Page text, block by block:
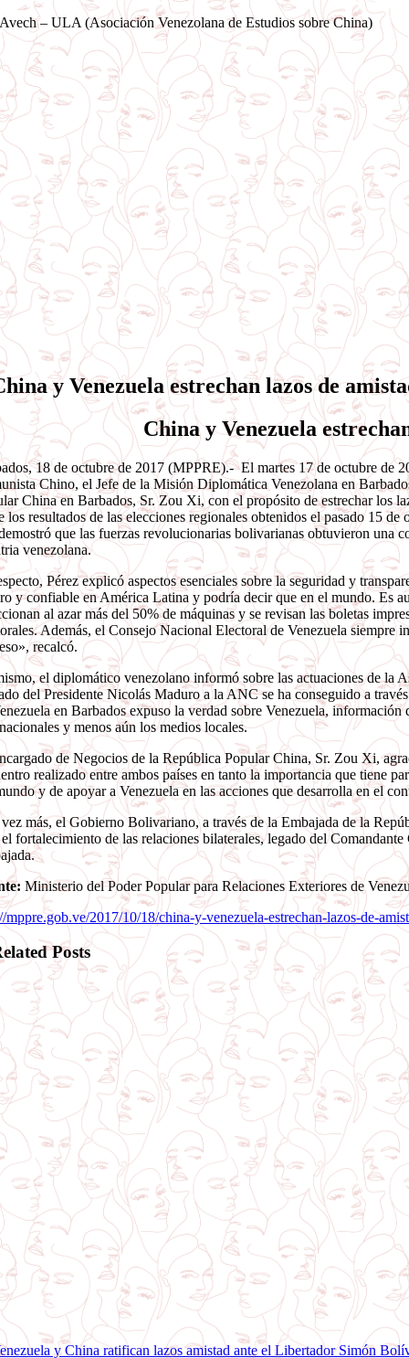
Saltar
al
contenido
Avech – ULA (Asociación Venezolana de Estudios sobre China)
y Venezuela estrechan lazos de
China y Venezuela
18 de octubre de 2017 (MPPRE).- El martes 17 de octubre de
Chino, el Jefe de la Misión Diplomática Venezolana en
China en Barbados, Sr. Zou Xi, con el propósito de estrechar los
los resultados de las elecciones regionales obtenidos el pasado 15
que las fuerzas revolucionarias bolivarianas obtuvieron una
venezolana.
Pérez explicó aspectos esenciales sobre la seguridad y
y confiable en América Latina y podría decir que en el mundo. Es
al azar más del 50% de máquinas y se revisan las boletas
Además, el Consejo Nacional Electoral de Venezuela siempre
recalcó.
el diplomático venezolano informó sobre las actuaciones de la
del Presidente Nicolás Maduro a la ANC se ha conseguido a
en Barbados expuso la verdad sobre Venezuela,
y menos aún los medios locales.
de Negocios de la República Popular China, Sr. Zou Xi,
realizado entre ambos países en tanto la importancia que tiene
y de apoyar a Venezuela en las acciones que desarrolla en el
más, el Gobierno Bolivariano, a través de la Embajada de la
el fortalecimiento de las relaciones bilaterales, legado del
Ministerio del Poder Popular para Relaciones Exteriores de
mppre.gob.ve/2017/10/18/china-y-venezuela-estrechan-lazos-de-
Posts
y China ratifican lazos amistad ante el Libertador Simón